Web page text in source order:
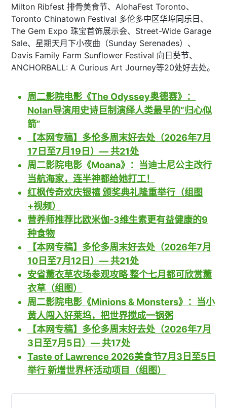
Milton Ribfest 排骨美食节、AlohaFest Toronto、
Toronto Chinatown Festival 多伦多中区华埠同乐日、
The Gem Expo 珠宝首饰展示会、Street-Wide Garage
Sale、星期天月下小夜曲（Sunday Serenades）、
Davis Family Farm Sunflower Festival 向日葵节、
ANCHORBALL: A Curious Art Journey等20处好去处。
周二影院电影《The Odyssey奥德赛》：
Nolan导演用史诗巨制演绎人类最早的“归心似
箭”
【本网专稿】多伦多周末好去处（2026年7月
17日至7月19日）— 共21处
周二影院电影《Moana》：当迪士尼公主改行
当航海家，连半神都给她打工！
红枫传奇欢庆银禧 颁奖典礼隆重举行（组图
+视频）
营养师推荐比欧米伽-3维生素更有益健康的9
种食物
【本网专稿】多伦多周末好去处（2026年7月
10日至7月12日）— 共21处
安省薰衣草农场参观攻略 整个七月都可欣赏薰
衣草（组图）
周二影院电影《Minions & Monsters》：当小
黄人闯入好莱坞，把世界搅成一锅粥
【本网专稿】多伦多周末好去处（2026年7月
3日至7月5日）— 共17处
Taste of Lawrence 2026美食节7月3日至5日
举行 新增世界杯活动项目（组图）